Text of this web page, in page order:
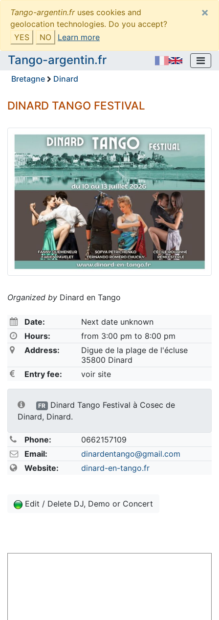
Tango-argentin.fruses cookies and
geolocation technologies. Do you accept?
YES
NO Learn more
×
Tango-argentin.fr
Bretagne Dinard
DINARD TANGO FESTIVAL
Organized by Dinard en Tango
Date:
Next date unknown
Hours:
from 3:00 pm to 8:00 pm
Address:
Digue de la plage de l'écluse
35800 Dinard
Entry fee:
voir site
FR
Dinard Tango Festival à Cosec de
Dinard, Dinard.
Phone:
0662157109
Email:
dinardentango@gmail.com
Website:
dinard-en-tango.fr
Edit / Delete DJ, Demo or Concert